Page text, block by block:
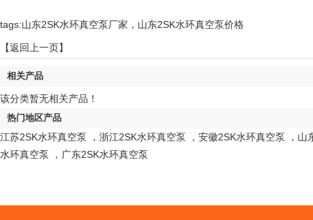
tags:山东2SK水环真空泵厂家，山东2SK水环真空泵价格
【返回上一页】
相关产品
该分类暂无相关产品！
热门地区产品
江苏2SK水环真空泵 ， 浙江2SK水环真空泵 ， 安徽2SK水环真空泵 ， 山
水环真空泵 ， 广东2SK水环真空泵